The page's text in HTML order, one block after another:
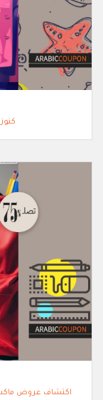
اكتشاف عروض ماكس فاشون